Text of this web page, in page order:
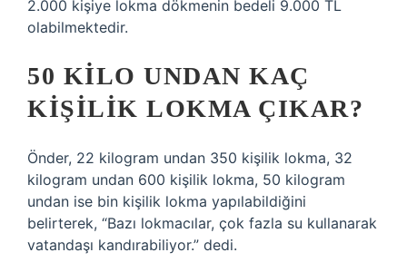
2.000 kişiye lokma dökmenin bedeli 9.000 TL
olabilmektedir.
50 KILO UNDAN KAÇ
KIŞILIK LOKMA ÇIKAR?
Önder, 22 kilogram undan 350 kişilik lokma, 32
kilogram undan 600 kişilik lokma, 50 kilogram
undan ise bin kişilik lokma yapılabildiğini
belirterek, “Bazı lokmacılar, çok fazla su kullanarak
vatandaşı kandırabiliyor.” dedi.